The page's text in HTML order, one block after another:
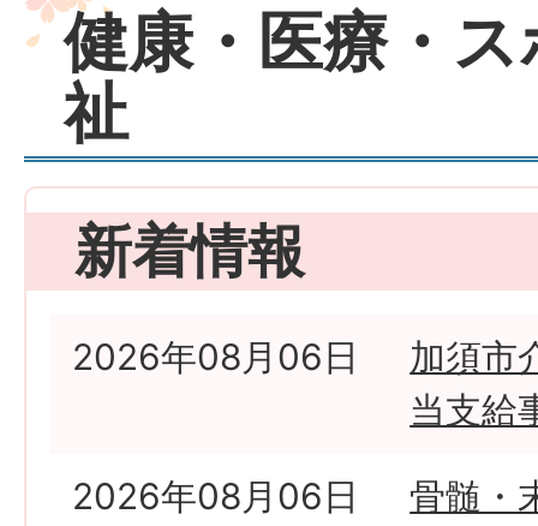
健康・医療・
祉
新着情報
2026年08月06日
加須市
当支給
2026年08月06日
骨髄・